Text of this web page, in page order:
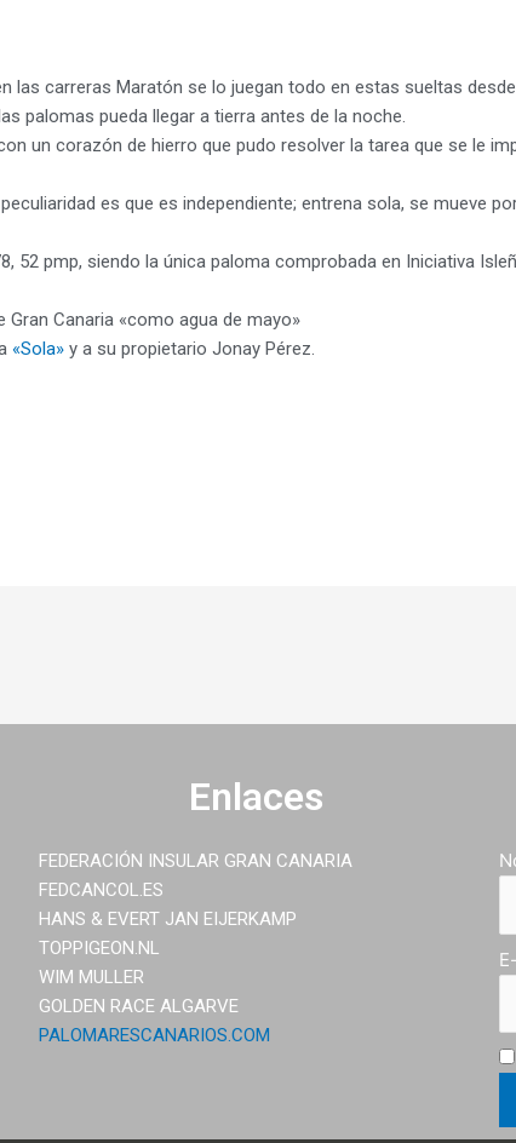
las carreras Maratón se lo juegan todo en estas sueltas
palomas pueda llegar a tierra antes de la noche.
un corazón de hierro que pudo resolver la tarea que se le
es que es independiente; entrena sola, se mueve
52 pmp, siendo la única paloma comprobada en Iniciativa
Canaria «como agua de mayo»
«Sola» y a su propietario Jonay Pérez.
Enlaces
FEDERACIÓN INSULAR GRAN CANARIA
FEDCANCOL.ES
HANS & EVERT JAN EIJERKAMP
TOPPIGEON.NL
WIM MULLER
GOLDEN RACE ALGARVE
PALOMARESCANARIOS.COM